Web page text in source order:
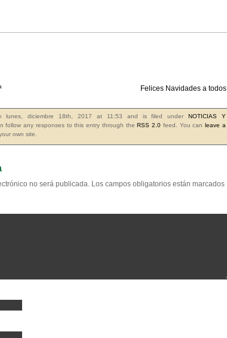
Felices Navidades a todos
lunes, diciembre 18th, 2017 at 11:53 and is filed underNOTICIAS Y
follow any responses to this entry through theRSS 2.0 feed. You canleave a
own site.
no será publicada. Los campos obligatorios están marcados